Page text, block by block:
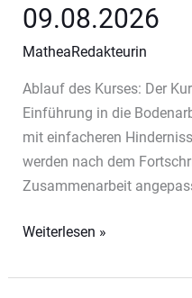
09.08.2026
MatheaRedakteurin
Ablauf des Kurses: Der
Einführung in die
mit einfacheren
werden nach dem
Zusammenarbeit
1-
Kurs
Weiterlesen »